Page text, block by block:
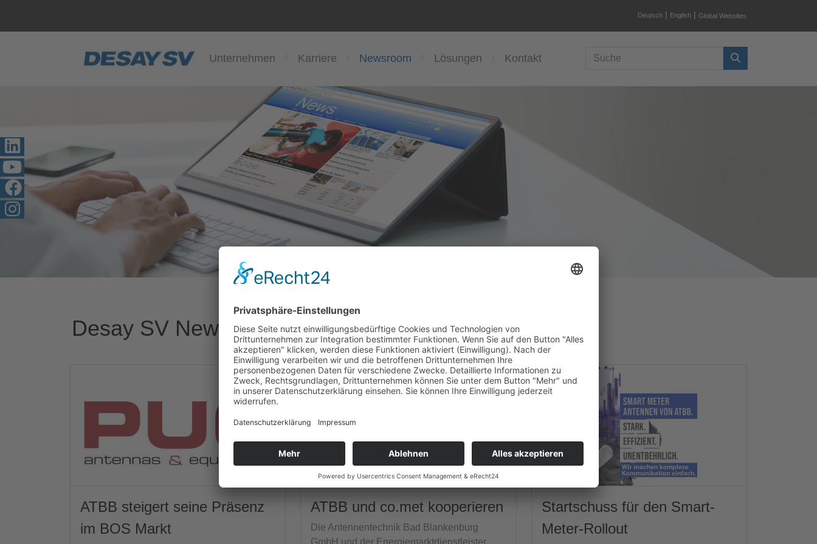
Deutsch | English | Global Websites
Unternehmen Karriere Newsroom Lösungen Kontakt
Desay SV News
ATBB steigert seine Präsenz
im BOS Markt
ATBB und co.met kooperieren
Die Antennentechnik Bad Blankenburg
GmbH und der Energiemarktdienstleister
Startschuss für den Smart-
Meter-Rollout